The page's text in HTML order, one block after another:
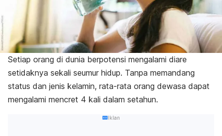
Setiap orang di dunia berpotensi mengalami diare
setidaknya sekali seumur hidup. Tanpa memandang
status dan jenis kelamin, rata-rata orang dewasa dapat
mengalami mencret 4 kali dalam setahun.
Iklan